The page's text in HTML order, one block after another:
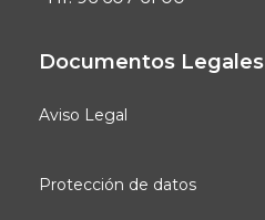
Documentos Legales
Aviso Legal
Protección de datos